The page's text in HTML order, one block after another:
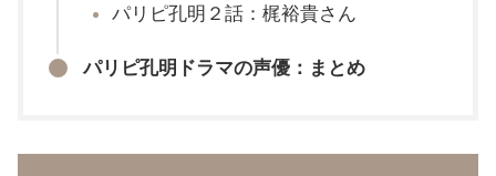
パリピ孔明２話：梶裕貴さん
パリピ孔明ドラマの声優：まとめ